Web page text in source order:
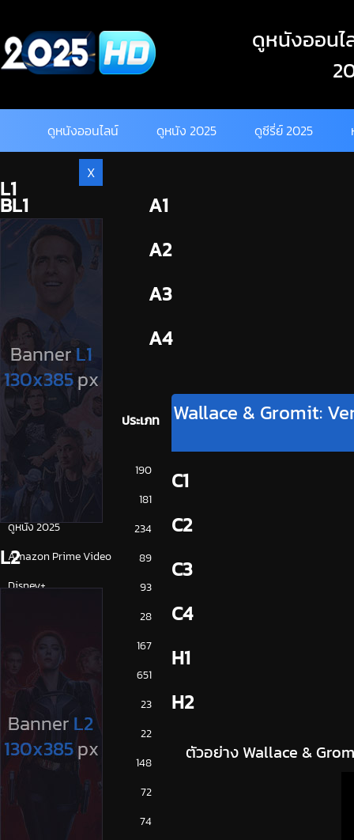
content
ดูหนังออนไ
ดูหนังออนไลน์ ดูหนัง 2025 ดูซีรี่ย์ 2025
BL1
A1
A2
A3
A4
ประเภท
การ์ตูน
190
ดูซีรี่ย์ 2025
181
ดูหนัง 2025
234
Amazon Prime Video
89
Disney+
93
28
167
NETFLIX
651
23
ซีรีย์ญี่ปุ่น
22
ซีรีย์ฝรั่ง
148
72
74
Wallace & Gromit:
C1
C2
C3
C4
H1
H2
ตัวอย่าง Wallace &
X
L1
L2